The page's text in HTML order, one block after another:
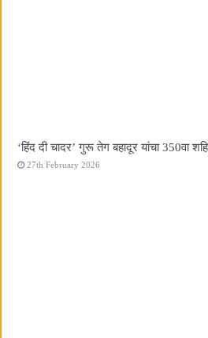
‘हिंद दी चादर’ गुरू तेग बहादूर यांचा 350वा
27th February 2026